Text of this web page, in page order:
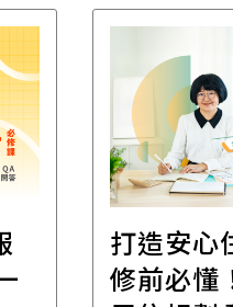
遺贈稅
財稅專家
產傳承更